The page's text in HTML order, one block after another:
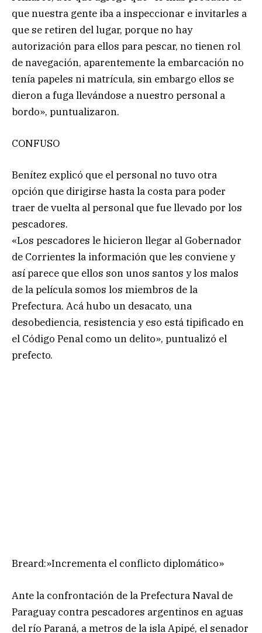
que nuestra gente iba a inspeccionar e invitarles a
que se retiren del lugar, porque no hay
autorización para ellos para pescar, no tienen rol
de navegación, aparentemente la embarcación no
tenía papeles ni matrícula, sin embargo ellos se
dieron a fuga llevándose a nuestro personal a
bordo», puntualizaron.
CONFUSO
Benítez explicó que el personal no tuvo otra
opción que dirigirse hasta la costa para poder
traer de vuelta al personal que fue llevado por los
pescadores.
«Los pescadores le hicieron llegar al Gobernador
de Corrientes la información que les conviene y
así parece que ellos son unos santos y los malos
de la película somos los miembros de la
Prefectura. Acá hubo un desacato, una
desobediencia, resistencia y eso está tipificado en
el Código Penal como un delito», puntualizó el
prefecto.
Breard:»Incrementa el conflicto diplomático»
Ante la confrontación de la Prefectura Naval de
Paraguay contra pescadores argentinos en aguas
del río Paraná, a metros de la isla Apipé, el senador